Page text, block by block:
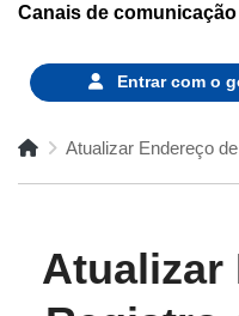
Canais de comunicação
Entrar com o
Atualizar Endereço
Atualizar